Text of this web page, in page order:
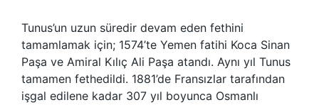
Tunus’un uzun süredir devam eden fethini
tamamlamak için; 1574’te Yemen fatihi Koca Sinan
Paşa ve Amiral Kılıç Ali Paşa atandı. Aynı yıl Tunus
tamamen fethedildi. 1881’de Fransızlar tarafından
işgal edilene kadar 307 yıl boyunca Osmanlı